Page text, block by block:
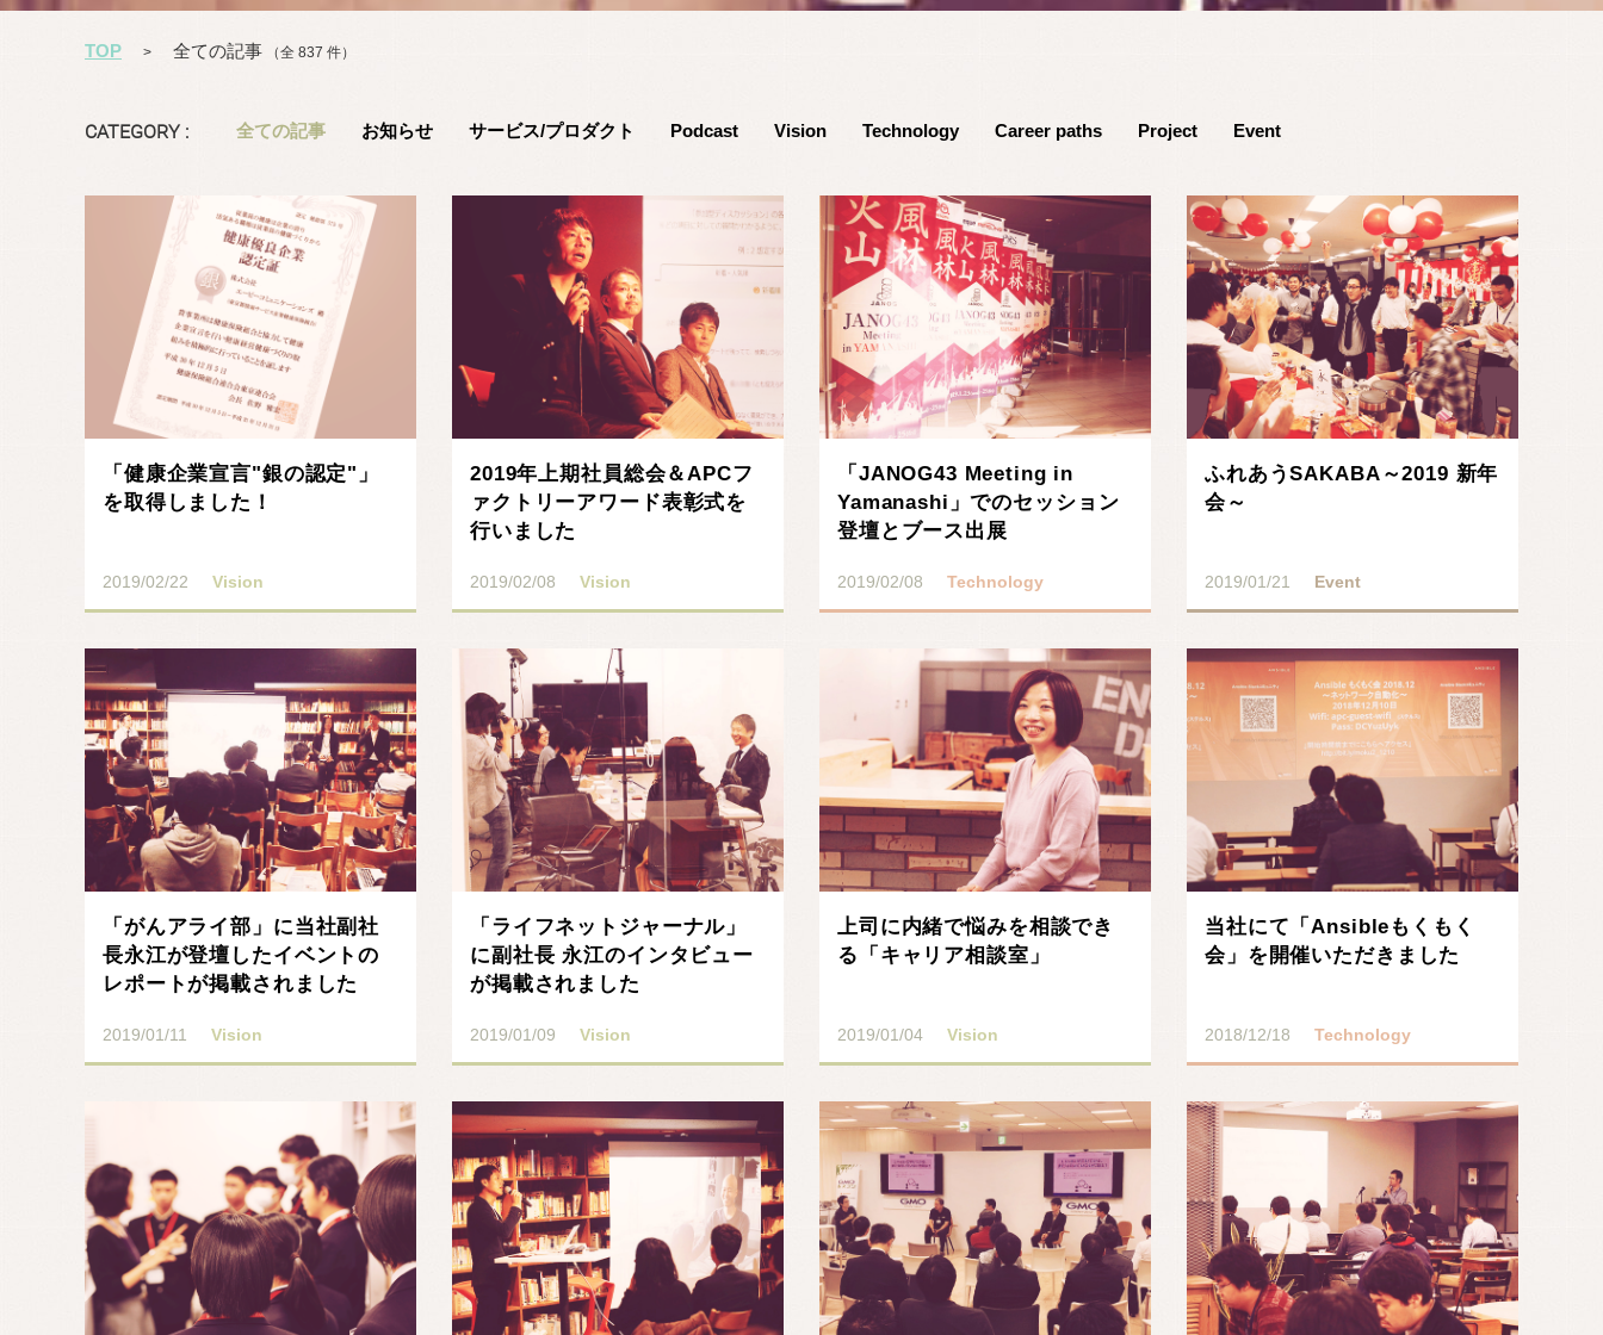
TOP > 全ての記事 （全 837 件）
CATEGORY : 全ての記事 お知らせ サービス/プロダクト Podcast Vision Technology Career paths Project Event
「健康企業宣言"銀の認定"」
を取得しました！
2019/02/22 Vision
2019年上期社員総会＆APCフ
ァクトリーアワード表彰式を
行いました
2019/02/08 Vision
「JANOG43 Meeting in
Yamanashi」でのセッション
登壇とブース出展
2019/02/08 Technology
ふれあうSAKABA～2019 新年
会～
2019/01/21 Event
「がんアライ部」に当社副社
長永江が登壇したイベントの
レポートが掲載されました
2019/01/11 Vision
「ライフネットジャーナル」
に副社長 永江のインタビュー
が掲載されました
2019/01/09 Vision
上司に内緒で悩みを相談でき
る「キャリア相談室」
2019/01/04 Vision
当社にて「Ansibleもくもく
会」を開催いただきました
2018/12/18 Technology